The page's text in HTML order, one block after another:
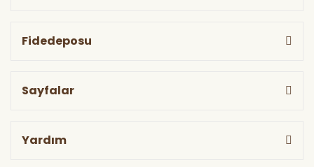
Fidedeposu
Sayfalar
Yardım